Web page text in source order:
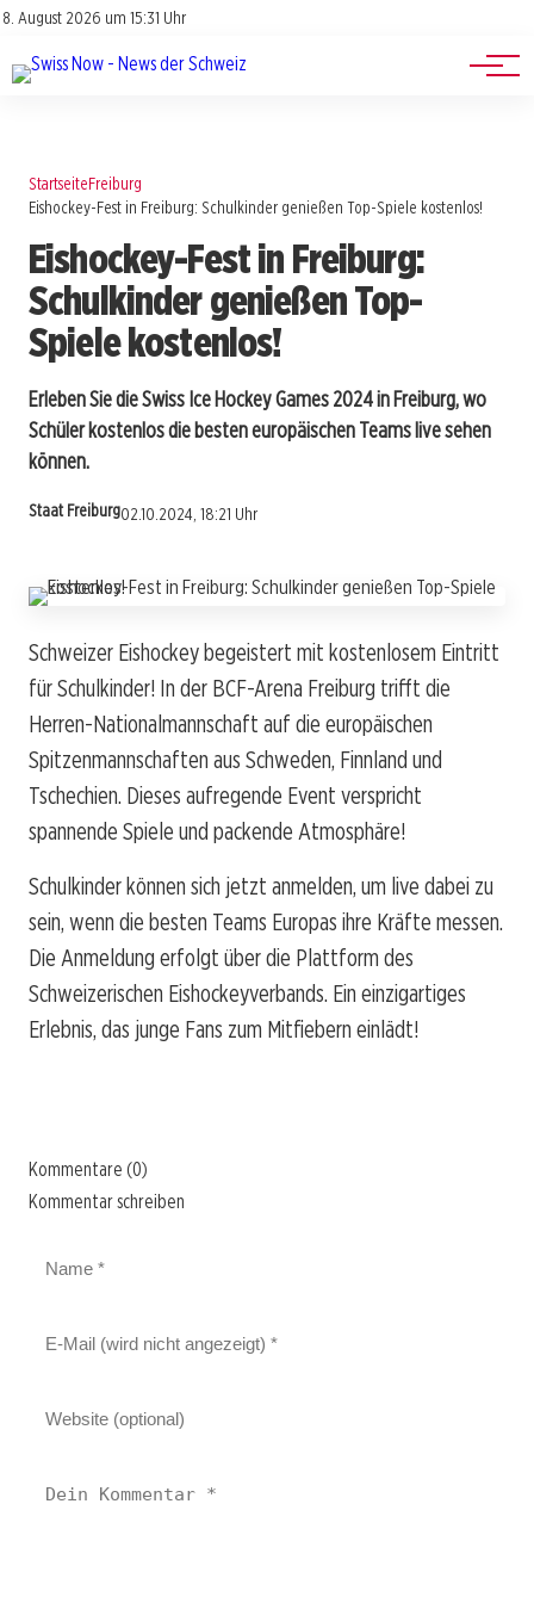
8. August 2026 um 15:31 Uhr
Impressum
Jobs
Events
StartseiteFreiburg
Eishockey-Fest in Freiburg: Schulkinder genießen Top-Spiele kostenlos!
Eishockey-Fest in Freiburg:
Schulkinder genießen Top-
Spiele kostenlos!
Erleben Sie die Swiss Ice Hockey Games 2024 in Freiburg, wo
Schüler kostenlos die besten europäischen Teams live sehen
können.
Staat Freiburg02.10.2024, 18:21 Uhr
Schweizer Eishockey begeistert mit kostenlosem Eintritt
für Schulkinder! In der BCF-Arena Freiburg trifft die
Herren-Nationalmannschaft auf die europäischen
Spitzenmannschaften aus Schweden, Finnland und
Tschechien. Dieses aufregende Event verspricht
spannende Spiele und packende Atmosphäre!
Schulkinder können sich jetzt anmelden, um live dabei zu
sein, wenn die besten Teams Europas ihre Kräfte messen.
Die Anmeldung erfolgt über die Plattform des
Schweizerischen Eishockeyverbands. Ein einzigartiges
Erlebnis, das junge Fans zum Mitfiebern einlädt!
Kommentare (0)
Kommentar schreiben